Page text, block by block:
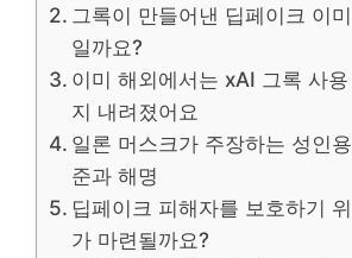
그록이 만들어낸 딥페이크 이
일까요?
이미 해외에서는 xAI 그록 사
지 내려졌어요
일론 머스크가 주장하는 성인
준과 해명
딥페이크 피해자를 보호하기
가 마련될까요?